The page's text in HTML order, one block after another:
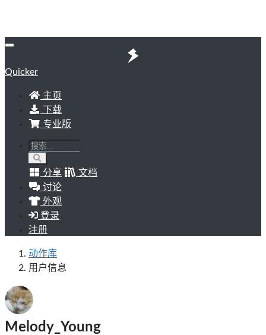
Quicker
主页
下载
专业版
分享
文档
讨论
外观
登录
注册
动作库
用户信息
Melody_Young